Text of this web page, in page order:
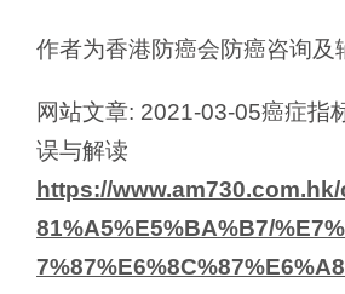
作者为香港防癌会防癌咨询及
网站文章: 2021-03-05癌症
误与解读
https://
81%A5%E5%BA%B7/